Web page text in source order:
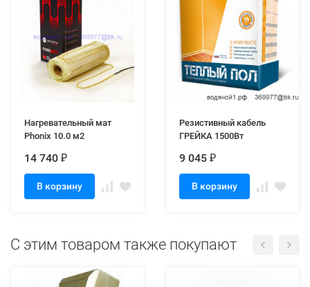
Нагревательный мат
Phonix 10.0 м2
14 740 ₽
В корзину
Резистивный кабель
ГРЕЙКА 1500Вт
9 045 ₽
В корзину
C этим товаром также покупают